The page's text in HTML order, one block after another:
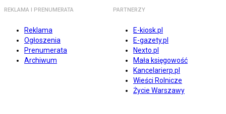
REKLAMA I PRENUMERATA
Reklama
Ogłoszenia
Prenumerata
Archiwum
PARTNERZY
E-kiosk.pl
E-gazety.pl
Nexto.pl
Mała księgowość
Kancelarierp.pl
Wieści Rolnicze
Życie Warszawy